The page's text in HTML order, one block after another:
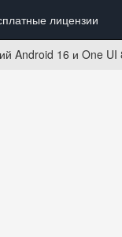
лицензии
Android 16 и One